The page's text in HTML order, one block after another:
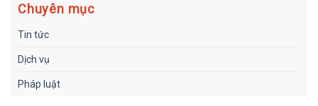
Chuyên mục
Tin tức
Dịch vụ
Pháp luật